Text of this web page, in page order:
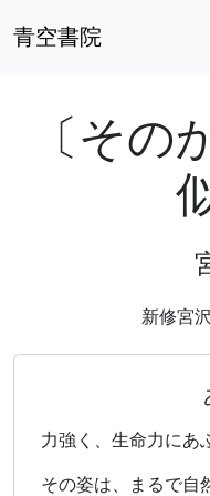
青空書院
〔その
新修宮
力強く、生命力にあ
その姿は、まるで自